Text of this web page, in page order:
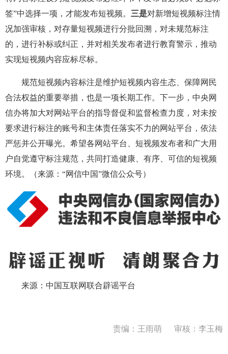
签”中选择一项，才能发布短视频。 三是对新增短视频标注情
况加强审核，对存量短视频进行分批回溯，对未规范标注
的，进行补标或纠正，并对相关发布者进行教育警示，推动
实现短视频内容应标尽标。
规范短视频内容标注是维护短视频内容生态、保障网民
合法权益的重要举措，也是一项长期工作。下一步，中央网
信办将加大对网站平台的指导督促和监督检查力度，对未按
要求进行标注的账号和主体责任落实不力的网站平台，依法
严惩并公开曝光。希望各网站平台、短视频发布者和广大用
户自觉遵守标注规范，共同打造健康、有序、可信的短视频
环境。（来源：“网信中国”微信公众号）
来源：中国互联网联合辟谣平台
责编：王雨萌 审核：李玉梅